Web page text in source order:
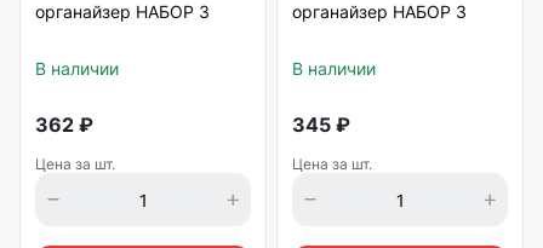
органайзер НАБОР 3
В наличии
362 ₽
Цена за шт.
органайзер НАБОР 3
В наличии
345 ₽
Цена за шт.